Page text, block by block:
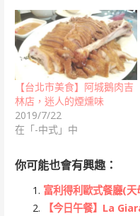
【台北市美食】阿城鵝肉吉
林店，迷人的煙燻味
2019/7/22
在「-中式」中
你可能也會有興趣：
富利得利歐式餐廳(天
【今日午餐】La